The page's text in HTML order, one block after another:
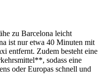
zu Barcelona leicht
ist nur etwa 40 Minuten mit
entfernt. Zudem besteht eine
sodass eine
oder Europas schnell und